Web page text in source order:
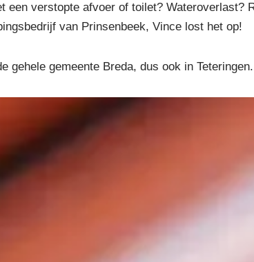
een verstopte afvoer of toilet? Wateroverlast?
van Prinsenbeek, Vince lost het op!
gehele gemeente Breda, dus ook in Teteringen.